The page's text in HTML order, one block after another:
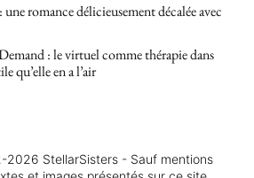
romance délicieusement décalée avec
: le virtuel comme thérapie dans
qu’elle en a l’air
StellarSisters - Sauf mentions